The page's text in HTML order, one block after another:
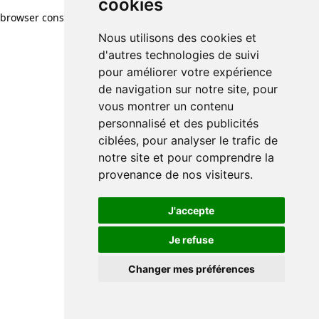
cookies
Nous utilisons des cookies et
d'autres technologies de suivi
pour améliorer votre expérience
de navigation sur notre site, pour
vous montrer un contenu
personnalisé et des publicités
ciblées, pour analyser le trafic de
notre site et pour comprendre la
provenance de nos visiteurs.
J'accepte
Je refuse
Changer mes préférences
browser console for more information)